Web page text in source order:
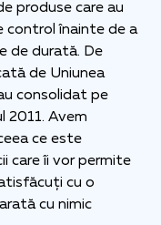
produse care au
control înainte de a
de durată. De
de Uniunea
consolidat pe
2011. Avem
ce este
care îi vor permite
cu o
cu nimic